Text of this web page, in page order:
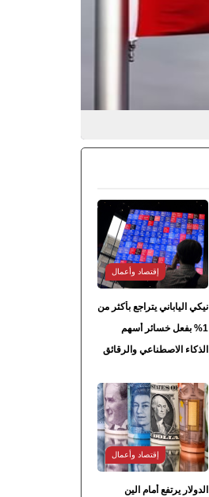
إقتصاد وأعمال
نيكي الياباني يتراجع بأكثر من
1% بفعل خسائر أسهم
الذكاء الاصطناعي والرقائق
إقتصاد وأعمال
الدولار يرتفع أمام الين